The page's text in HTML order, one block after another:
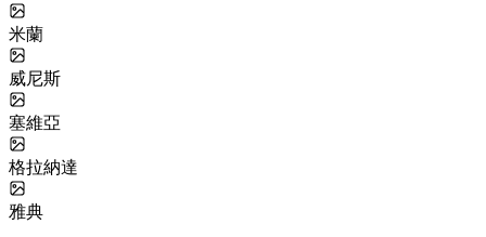
米蘭
威尼斯
塞維亞
格拉納達
雅典